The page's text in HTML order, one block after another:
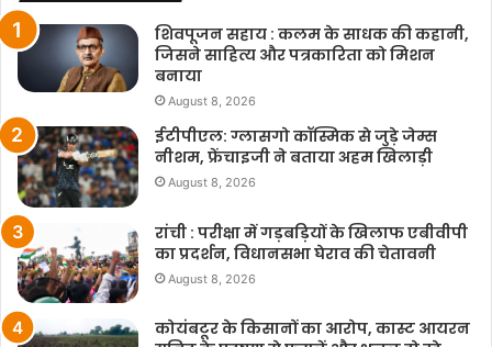
शिवपूजन सहाय : कलम के साधक की कहानी,
जिसने साहित्य और पत्रकारिता को मिशन
बनाया
August 8, 2026
ईटीपीएल: ग्लासगो कॉस्मिक से जुड़े जेम्स
नीशम, फ्रेंचाइजी ने बताया अहम खिलाड़ी
August 8, 2026
रांची : परीक्षा में गड़बड़ियों के खिलाफ एबीवीपी
का प्रदर्शन, विधानसभा घेराव की चेतावनी
August 8, 2026
कोयंबटूर के किसानों का आरोप, कास्ट आयरन